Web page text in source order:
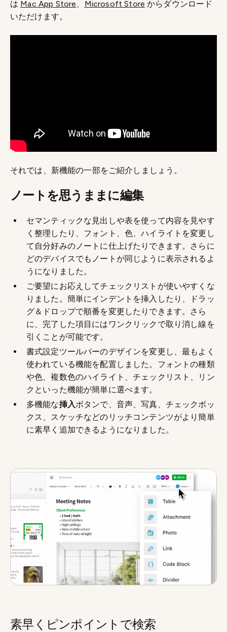
は Mac App Store、 Microsoft Store からダウンロード
いただけます。
それでは、新機能の一部をご紹介しましょう。
ノートを思うままに編集
セマンティックな見出しや表を使って内容を見やす
く整理したり、フォント、色、ハイライトを変更し
て自分好みのノートに仕上げたりできます。さらに
どのデバイスでもノートが同じように表示されるよ
うになりました。
ご要望にお応えしてチェックリストが使いやすくな
りました。簡単にインデントを挿入したり、ドラッ
グ＆ドロップで順番を変更したりできます。さら
に、完了した項目にはワンクリックで取り消し線を
引くことが可能です。
書式設定ツールバーのデザインを変更し、最もよく
使われている機能を配置しました。フォントの種類
や色、複数色のハイライト、チェックリスト、リン
クといった機能が簡単に選べます。
多機能な挿入ボタンで、音声、写真、チェックボッ
クス、スケッチなどのリッチコンテンツがより簡単
に素早く追加できるようになりました。
素早くピンポイントで検索